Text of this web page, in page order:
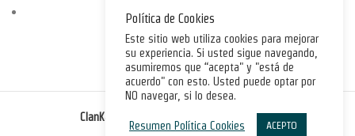
CAMBIOS / DEVOLUCIONES
ClanKarachi.com . All rights reserved.©
Política de Cookies
Este sitio web utiliza cookies para mejorar
su experiencia. Si usted sigue navegando,
asumiremos que “acepta" y "está de
acuerdo" con esto. Usted puede optar por
NO navegar, si lo desea.
Resumen Política Cookies ACEPTO